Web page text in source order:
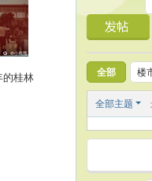
的桂林 全部 楼
全部主题